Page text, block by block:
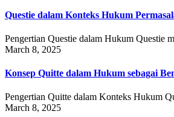
Questie dalam Konteks Hukum
Pengertian Questie dalam Hukum Questie
March 8, 2025
Konsep Quitte dalam Hukum sebagai
Pengertian Quitte dalam Konteks Hukum
March 8, 2025